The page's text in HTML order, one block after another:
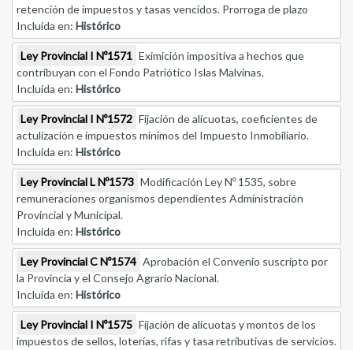
retención de impuestos y tasas vencidos. Prorroga de plazo
Incluida en: Histórico
Ley Provincial I Nº1571 Eximición impositiva a hechos que
contribuyan con el Fondo Patriótico Islas Malvinas.
Incluida en: Histórico
Ley Provincial I Nº1572 Fijación de alícuotas, coeficientes de
actulización e impuestos mínimos del Impuesto Inmobiliario.
Incluida en: Histórico
Ley Provincial L Nº1573 Modificación Ley Nº 1535, sobre
remuneraciones organismos dependientes Administración
Provincial y Municipal.
Incluida en: Histórico
Ley Provincial C Nº1574 Aprobación el Convenio suscripto por
la Provincia y el Consejo Agrario Nacional.
Incluida en: Histórico
Ley Provincial I Nº1575 Fijación de alícuotas y montos de los
impuestos de sellos, loterías, rifas y tasa retributivas de servicios.